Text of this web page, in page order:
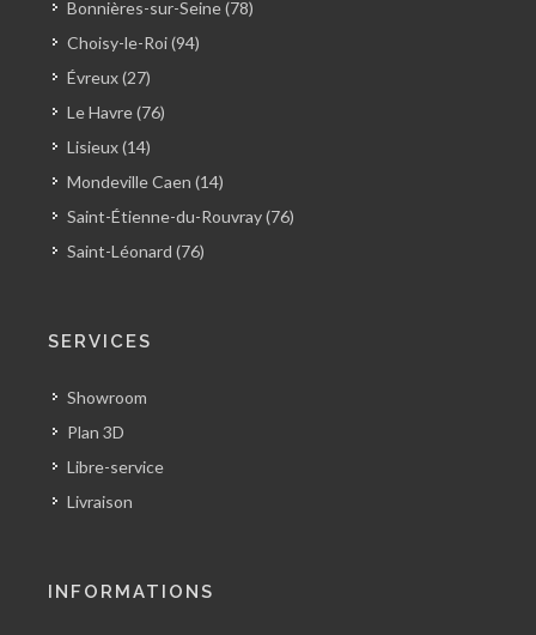
Bonnières-sur-Seine (78)
Choisy-le-Roi (94)
Évreux (27)
Le Havre (76)
Lisieux (14)
Mondeville Caen (14)
Saint-Étienne-du-Rouvray (76)
Saint-Léonard (76)
SERVICES
Showroom
Plan 3D
Libre-service
Livraison
INFORMATIONS